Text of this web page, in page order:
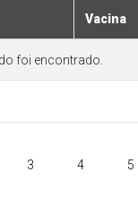
Vacina
foi encontrado.
3 4 5